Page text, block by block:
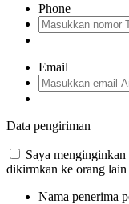
Phone
Email
Data pengiriman
Saya
dikirmkan ke orang lain
Nama penerima